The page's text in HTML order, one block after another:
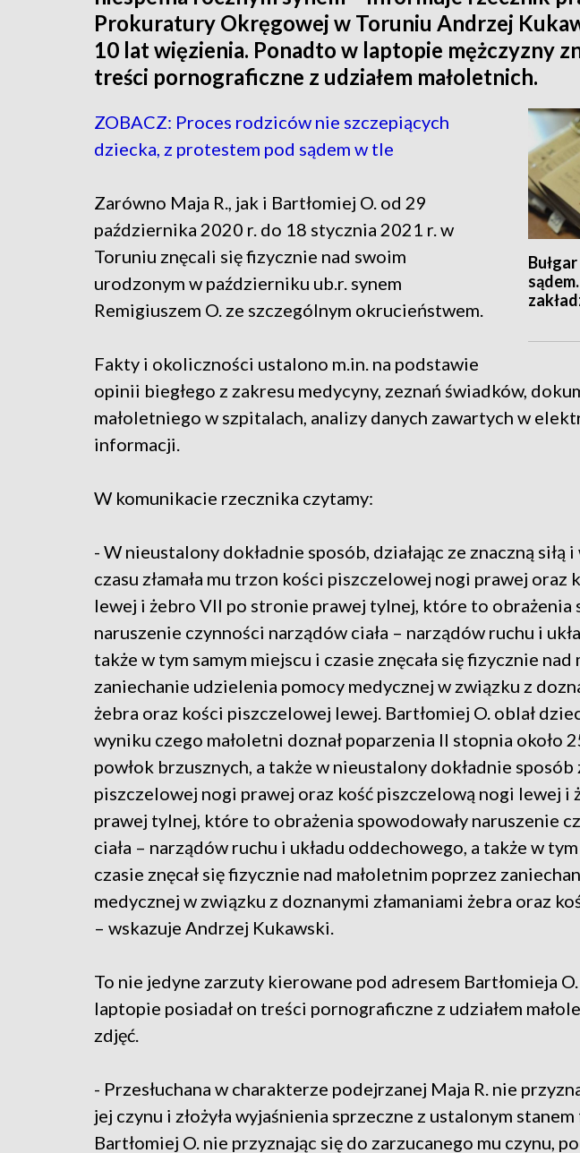
Prokuratury Okręgowej w Toruniu Andrzej
10 lat więzienia. Ponadto w laptopie mężczyzny
treści pornograficzne z udziałem małoletnich.
ZOBACZ: Proces rodziców nie szczepiących
dziecka, z protestem pod sądem w tle
Zarówno Maja R., jak i Bartłomiej O. od 29
października 2020 r. do 18 stycznia 2021 r. w
Toruniu znęcali się fizycznie nad swoim
urodzonym w październiku ub.r. synem
Remigiuszem O. ze szczególnym okrucieństwem.
Fakty i okoliczności ustalono m.in. na podstawie
opinii biegłego z zakresu medycyny, zeznań świadków,
małoletniego w szpitalach, analizy danych zawartych w
informacji.
W komunikacie rzecznika czytamy:
- W nieustalony dokładnie sposób, działając ze znaczną siłą
czasu złamała mu trzon kości piszczelowej nogi prawej oraz
lewej i żebro VII po stronie prawej tylnej, które to obrażenia
naruszenie czynności narządów ciała – narządów ruchu i
także w tym samym miejscu i czasie znęcała się fizycznie
zaniechanie udzielenia pomocy medycznej w związku z
żebra oraz kości piszczelowej lewej. Bartłomiej O. oblał
wyniku czego małoletni doznał poparzenia II stopnia około
powłok brzusznych, a także w nieustalony dokładnie sposób
piszczelowej nogi prawej oraz kość piszczelową nogi lewej i
prawej tylnej, które to obrażenia spowodowały naruszenie
ciała – narządów ruchu i układu oddechowego, a także w
czasie znęcał się fizycznie nad małoletnim poprzez
medycznej w związku z doznanymi złamaniami żebra oraz
– wskazuje Andrzej Kukawski.
To nie jedyne zarzuty kierowane pod adresem Bartłomieja O.
laptopie posiadał on treści pornograficzne z udziałem
zdjęć.
- Przesłuchana w charakterze podejrzanej Maja R. nie
jej czynu i złożyła wyjaśnienia sprzeczne z ustalonym
Bartłomiej O. nie przyznając się do zarzucanego mu czynu,